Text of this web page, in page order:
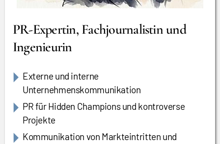
PR-Expertin, Fachjournalistin und
Ingenieurin
Externe und interne
Unternehmenskommunikation
PR für Hidden Champions und kontroverse
Projekte
Kommunikation von Markteintritten und